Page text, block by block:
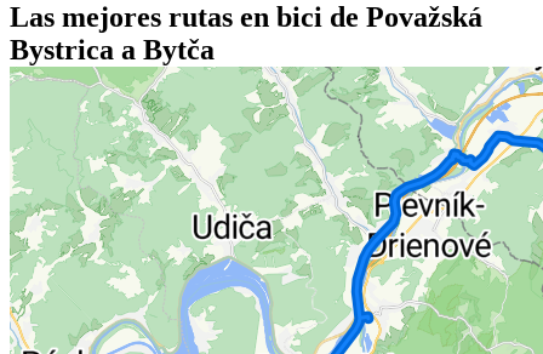
Las mejores rutas en bici de Považská
Bystrica a Bytča